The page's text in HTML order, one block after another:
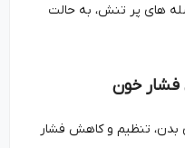
پر تنش، به حالت
خون
تنظیم و کاهش فشار